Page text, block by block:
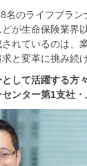
名のライフプラン
が生命保険業界
れているのは、
と変革に挑み続
して活躍する方々
ンター第1支社